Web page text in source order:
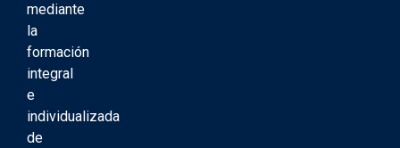
mediante
la
formación
integral
e
individualizada
de